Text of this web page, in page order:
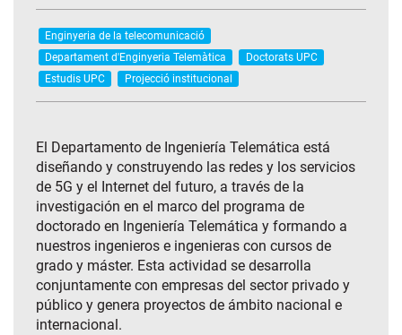
Enginyeria de la telecomunicació
Departament d'Enginyeria Telemàtica
Doctorats UPC
Estudis UPC
Projecció institucional
El Departamento de Ingeniería Telemática está
diseñando y construyendo las redes y los servicios
de 5G y el Internet del futuro, a través de la
investigación en el marco del programa de
doctorado en Ingeniería Telemática y formando a
nuestros ingenieros e ingenieras con cursos de
grado y máster. Esta actividad se desarrolla
conjuntamente con empresas del sector privado y
público y genera proyectos de ámbito nacional e
internacional.